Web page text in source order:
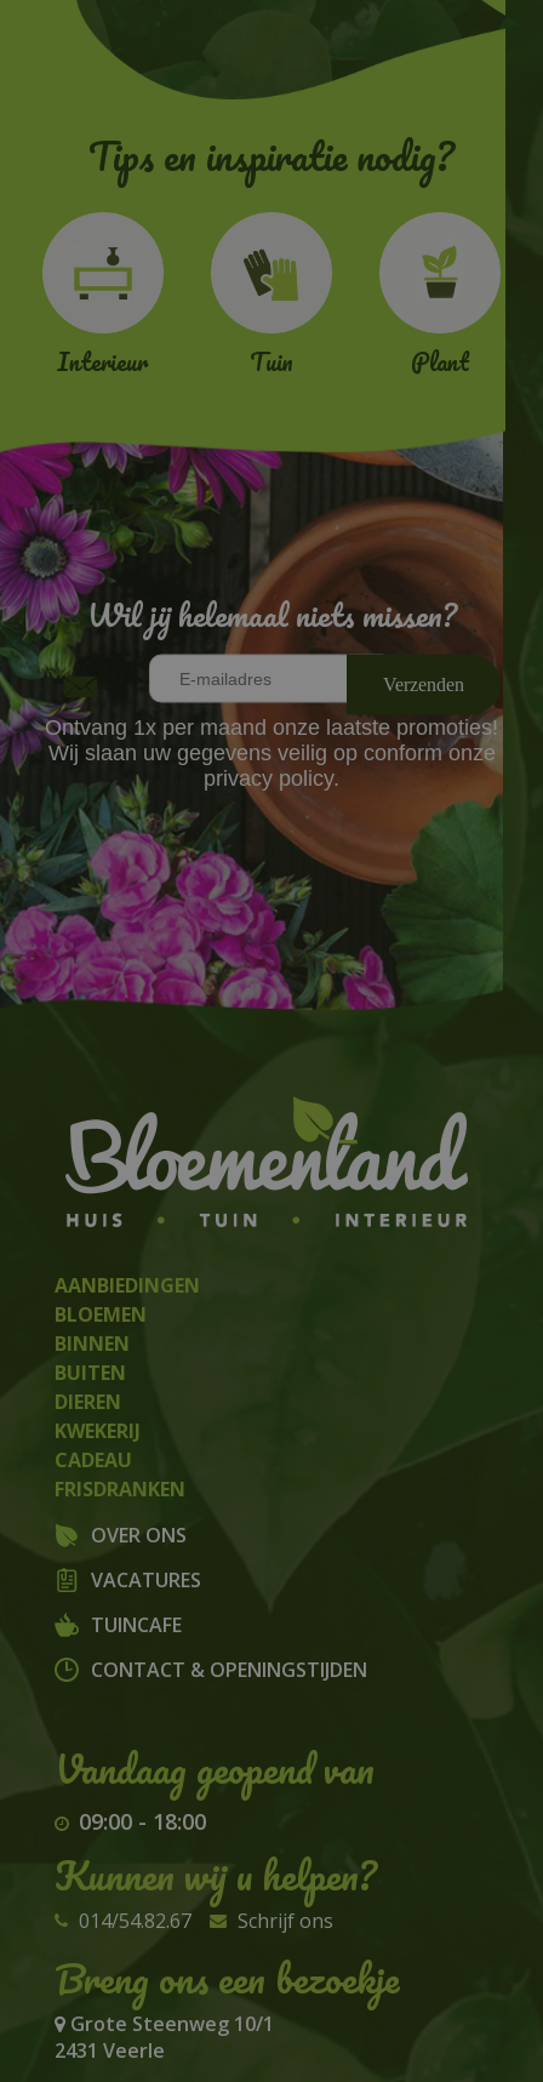
Tips en inspiratie nodig?
Interieur Tuin Plant
Wil jij helemaal niets missen?
Ontvang 1x per maand onze laatste promoties!
Wij slaan uw gegevens veilig op conform onze
privacy policy.
AANBIEDINGEN
BLOEMEN
BINNEN
BUITEN
DIEREN
KWEKERIJ
CADEAU
FRISDRANKEN
OVER ONS
VACATURES
TUINCAFE
CONTACT & OPENINGSTIJDEN
09:00- 18:00
Kunnen wij u helpen?
014/54.82.67 Schrijf ons
Breng ons een bezoekje
Grote Steenweg 10/1
2431 Veerle